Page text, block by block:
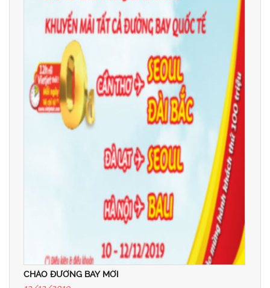
CHÀO ĐƯỜNG BAY MỚI